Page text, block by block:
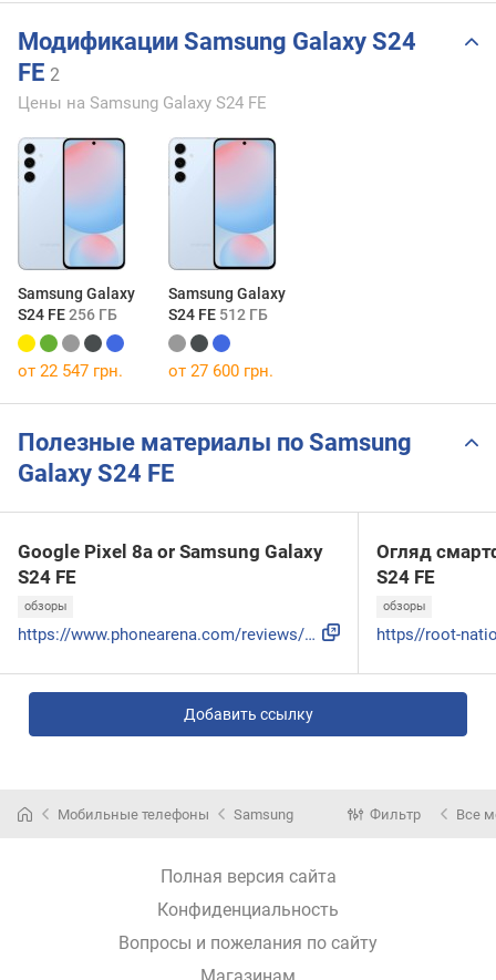
Модификации Samsung Galaxy S24
FE 2
Цены на Samsung Galaxy S24 FE
Samsung Galaxy
S24 FE256 ГБ
Samsung Galaxy
S24 FE 512 ГБ
от 22 547 грн. от 27 600 грн.
Полезные материалы по Samsung
Galaxy S24 FE
Google Pixel 8a or Samsung Galaxy
S24 FE
обзоры
https://www.phonearena.com/reviews/google-pixel-8a-vs-samsu...
Огляд
S24 FE
обзоры
Добавить ссылку
Мобильные телефоны Samsung Фильтр Все
Полная версия сайта
Конфиденциальность
Вопросы и пожелания по сайту